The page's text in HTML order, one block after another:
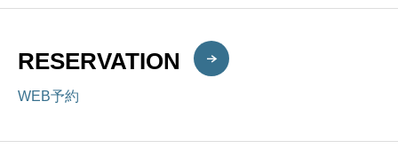
RESERVATION
WEB予約